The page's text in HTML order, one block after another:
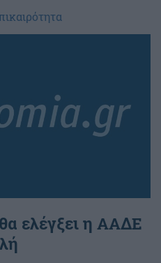
ελέγξει η ΑΑΔΕ